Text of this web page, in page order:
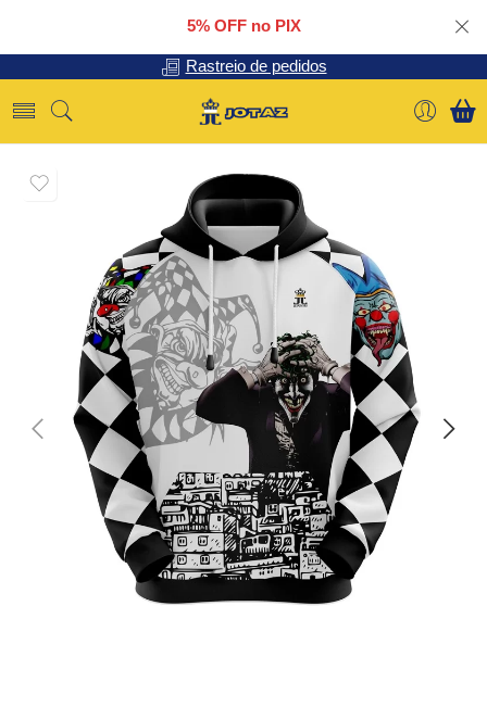
5% OFF no PIX
Rastreio de pedidos